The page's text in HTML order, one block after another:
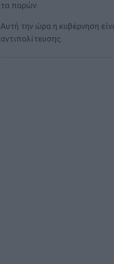
τα παρών.
Αυτή την ώρα η κυβέρνηση
αντιπολίτευσης.